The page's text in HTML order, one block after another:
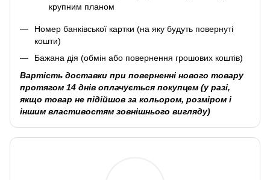
крупним планом
Номер банківської картки (на яку будуть повернуті
кошти)
Бажана дія (обмін або повернення грошових коштів)
Вартість доставки при поверненні нового товару
протягом 14 днів оплачується покупцем (у разі,
якщо товар не підійшов за кольором, розміром і
іншим властивостям зовнішнього вигляду)